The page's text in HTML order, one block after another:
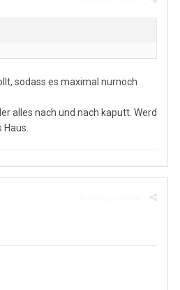
sodass es maximal nurnoch
alles nach und nach kaputt. Werd